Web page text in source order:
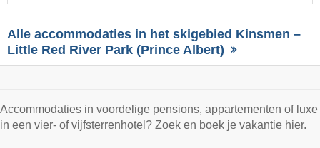
Alle accommodaties in het skigebied Kinsmen –
Little Red River Park (Prince Albert)
Accommodaties in voordelige pensions, appartementen of luxe
in een vier- of vijfsterrenhotel? Zoek en boek je vakantie hier.